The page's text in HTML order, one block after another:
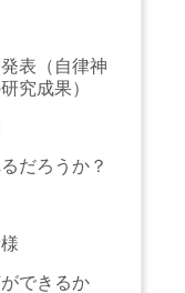
表（自律神
究成果）
だろうか？
できるか